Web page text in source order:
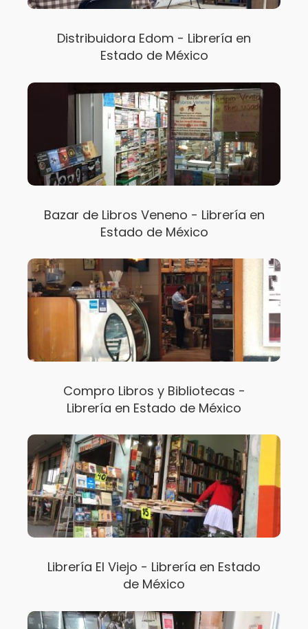
Distribuidora Edom - Librería en
Estado de México
Bazar de Libros Veneno - Librería en
Estado de México
Compro Libros y Bibliotecas -
Librería en Estado de México
Librería El Viejo - Librería en Estado
de México